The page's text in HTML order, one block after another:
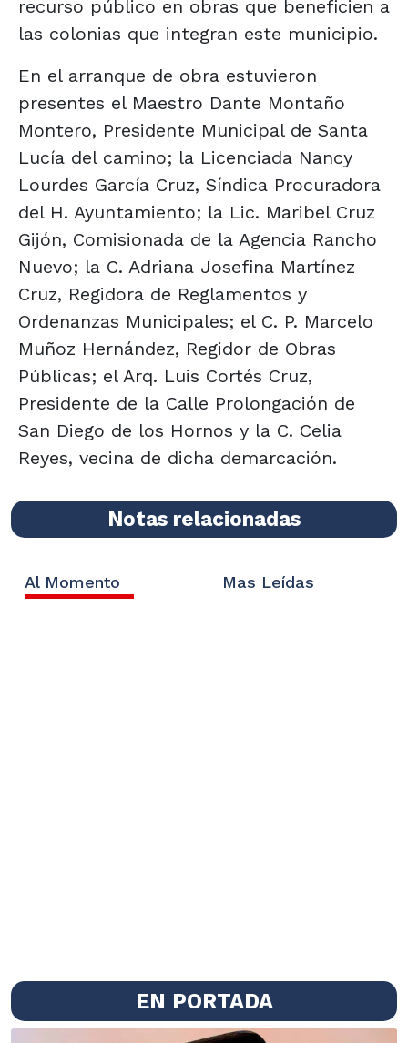
recurso público en obras que beneficien a
las colonias que integran este municipio.
En el arranque de obra estuvieron
presentes el Maestro Dante Montaño
Montero, Presidente Municipal de Santa
Lucía del camino; la Licenciada Nancy
Lourdes García Cruz, Síndica Procuradora
del H. Ayuntamiento; la Lic. Maribel Cruz
Gijón, Comisionada de la Agencia Rancho
Nuevo; la C. Adriana Josefina Martínez
Cruz, Regidora de Reglamentos y
Ordenanzas Municipales; el C. P. Marcelo
Muñoz Hernández, Regidor de Obras
Públicas; el Arq. Luis Cortés Cruz,
Presidente de la Calle Prolongación de
San Diego de los Hornos y la C. Celia
Reyes, vecina de dicha demarcación.
Notas relacionadas
Al Momento Mas Leídas
EN PORTADA